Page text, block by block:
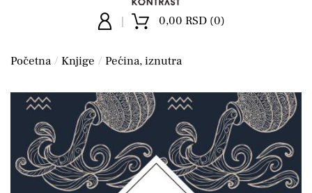
0,00 RSD (0)
Početna Knjige Pećina, iznutra